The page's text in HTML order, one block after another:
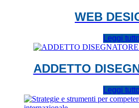
WEB
Leggi tutto
ADDETTO
Leggi tutto